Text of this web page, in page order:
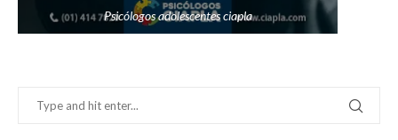
Psicólogos adolescentes ciapla